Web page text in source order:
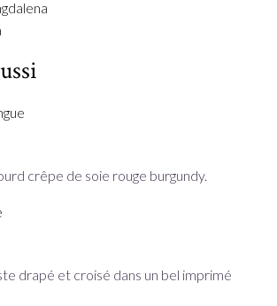
crêpe de soie rouge burgundy.
drapé et croisé dans un bel imprimé